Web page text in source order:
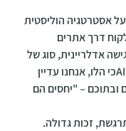
אסטרטגיה הוליסטית
דרך אתרים
אדלריינית, סוג של
קונטרה לדיבור על  AIכי הלו, אנחנו עדיין
ובתוכם – "יחסים הם
זכות גדולה.